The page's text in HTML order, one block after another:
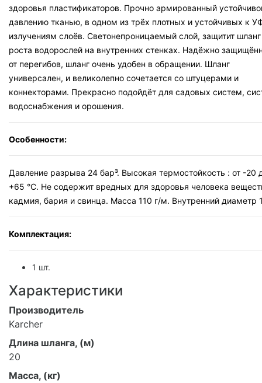
здоровья пластификаторов. Прочно армированный
давлению тканью, в одном из трёх плотных и устойчивых к
излучениям слоёв. Светонепроницаемый слой, защитит шланг
роста водорослей на внутренних стенках. Надёжно
от перегибов, шланг очень удобен в обращении. Шланг
универсален, и великолепно сочетается со штуцерами и
коннекторами. Прекрасно подойдёт для садовых систем,
водоснабжения и орошения.
Особенности:
Давление разрыва 24 бар³. Высокая термостойкость : от -20
+65 °С. Не содержит вредных для здоровья человека
кадмия, бария и свинца. Масса 110 г/м. Внутренний диаметр
Комплектация:
1 шт.
Характеристики
Производитель
Karcher
Длина шланга, (м)
20
Масса, (кг)